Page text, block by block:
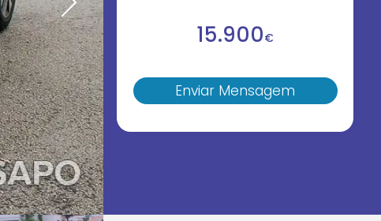
15.900€
Enviar Mensagem